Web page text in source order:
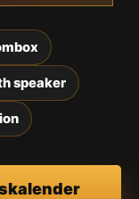
speaker